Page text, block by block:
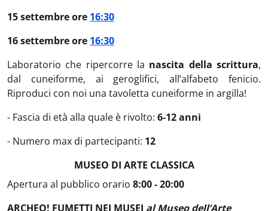
15 settembre ore 16:30
16 settembre ore 16:30
Laboratorio che ripercorre la nascita della scrittura,
dal cuneiforme, ai geroglifici, all’alfabeto fenicio.
Riproduci con noi una tavoletta cuneiforme in argilla!
- Fascia di età alla quale è rivolto: 6-12 anni
- Numero max di partecipanti: 12
MUSEO DI ARTE CLASSICA
Apertura al pubblico orario 8:00 - 20:00
ARCHEO! FUMETTI NEI MUSEI al Museo dell’Arte